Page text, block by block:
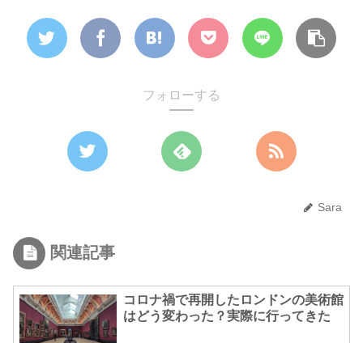
フォローする
Sara
関連記事
コロナ禍で再開したロンドンの美術館
はどう変わった？実際に行ってきた